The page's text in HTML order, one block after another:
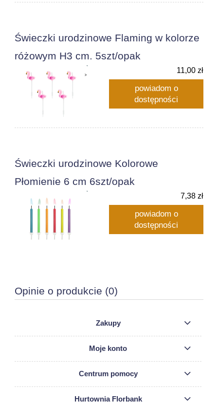
Świeczki urodzinowe Flaming w kolorze
różowym H3 cm. 5szt/opak
11,00 zł
powiadom o
dostępności
Świeczki urodzinowe Kolorowe
Płomienie 6 cm 6szt/opak
7,38 zł
powiadom o
dostępności
Opinie o produkcie (0)
Zakupy
Moje konto
Centrum pomocy
Hurtownia Florbank